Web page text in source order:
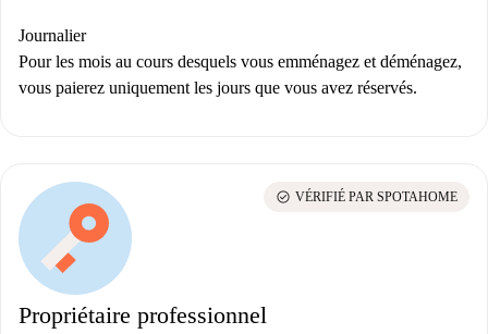
Journalier
Pour les mois au cours desquels vous emménagez et déménagez,
vous paierez uniquement les jours que vous avez réservés.
Propriétaire professionnel
check_circle VÉRIFIÉ PAR SPOTAHOME